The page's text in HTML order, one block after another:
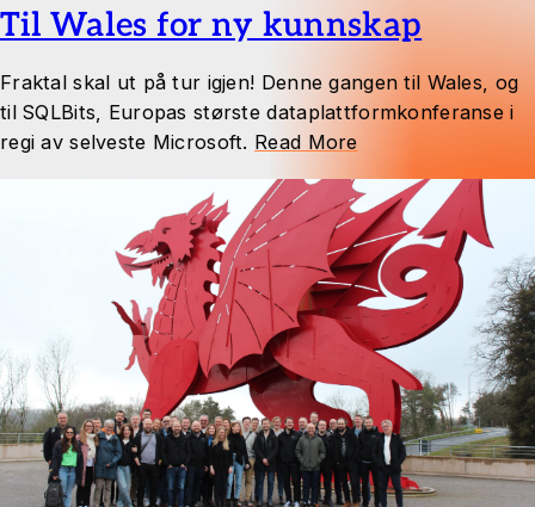
Til Wales for ny kunnskap
Fraktal skal ut på tur igjen! Denne gangen til Wales, og
til SQLBits, Europas største dataplattformkonferanse i
regi av selveste Microsoft. Read More